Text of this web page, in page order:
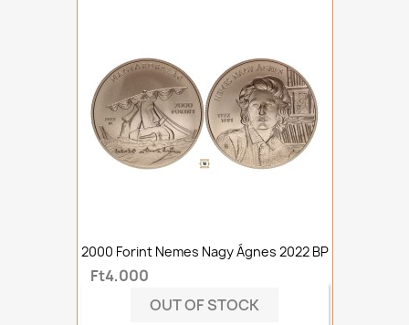
2000 Forint Nemes Nagy Ágnes 2022 BP
Ft4,000
OUT OF STOCK